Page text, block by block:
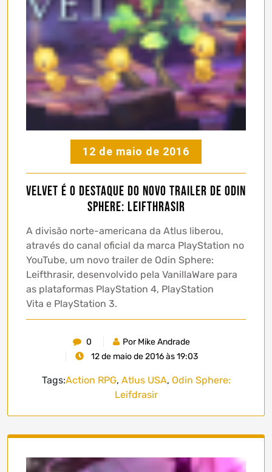
12 de maio de 2016
Velvet é o destaque do novo trailer de Odin
Sphere: Leifthrasir
A divisão norte-americana da Atlus liberou,
através do canal oficial da marca PlayStation no
YouTube, um novo trailer de Odin Sphere:
Leifthrasir, desenvolvido pela VanillaWare para
as plataformas PlayStation 4, PlayStation
Vita e PlayStation 3.
0
Por Mike Andrade
12 de maio de 2016 às 19:03
Tags:Action RPG, Atlus USA, Odin Sphere:
Leifdrasir